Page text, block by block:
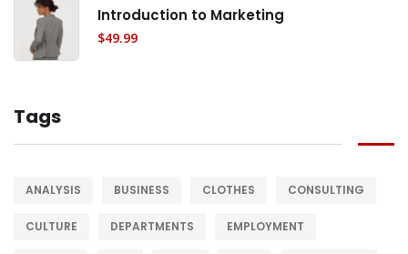
Introduction to Marketing
$49.99
Tags
ANALYSIS BUSINESS CLOTHES CONSULTING
CULTURE DEPARTMENTS EMPLOYMENT